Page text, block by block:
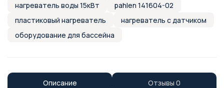
нагреватель воды 15кВт
pahlen 141604-02
пластиковый нагреватель
нагреватель с датчиком
оборудование для бассейна
Описание Отзывы 0